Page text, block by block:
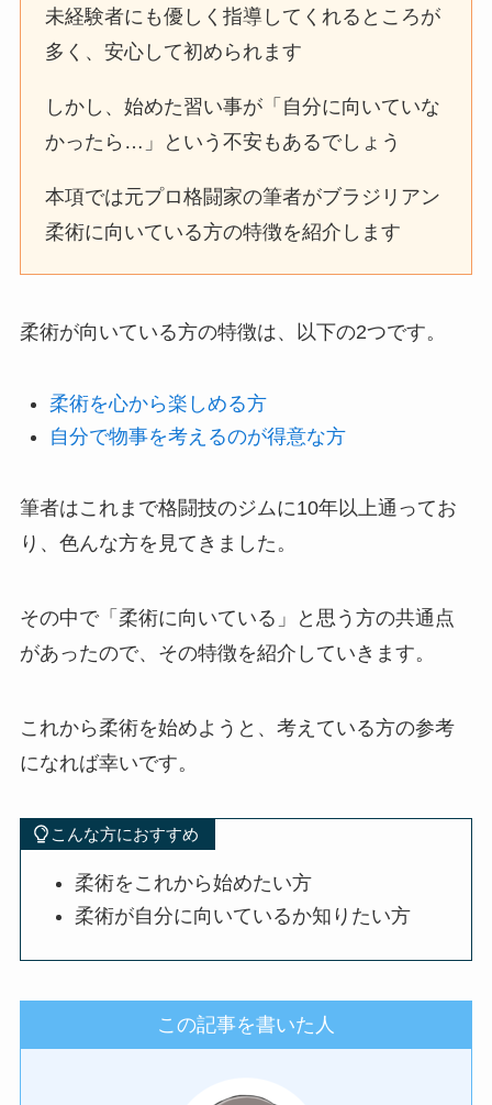
未経験者にも優しく指導してくれるところが
多く、安心して初められます
しかし、始めた習い事が「自分に向いていな
かったら…」という不安もあるでしょう
本項では元プロ格闘家の筆者がブラジリアン
柔術に向いている方の特徴を紹介します
柔術が向いている方の特徴は、以下の2つです。
柔術を心から楽しめる方
自分で物事を考えるのが得意な方
筆者はこれまで格闘技のジムに10年以上通ってお
り、色んな方を見てきました。
その中で「柔術に向いている」と思う方の共通点
があったので、その特徴を紹介していきます。
これから柔術を始めようと、考えている方の参考
になれば幸いです。
こんな方におすすめ
柔術をこれから始めたい方
柔術が自分に向いているか知りたい方
この記事を書いた人